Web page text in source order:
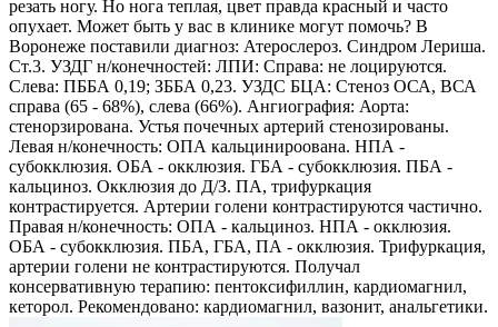
резать ногу. Но нога теплая, цвет правда красный и часто
опухает. Может быть у вас в клинике могут помочь? В
Воронеже поставили диагноз: Атерослероз. Синдром Лериша.
Ст.3. УЗДГ н/конечностей: ЛПИ: Справа: не лоцируются.
Слева: ПББА 0,19; ЗББА 0,23. УЗДС БЦА: Стеноз ОСА, ВСА
справа (65 - 68%), слева (66%). Ангиография: Аорта:
стенорзирована. Устья почечных артерий стенозированы.
Левая н/конечность: ОПА кальцинироована. НПА -
субокклюзия. ОБА - окклюзия. ГБА - субокклюзия. ПБА -
кальциноз. Окклюзия до Д/З. ПА, трифуркация
контрастируется. Артерии голени контрастируются частично.
Правая н/конечность: ОПА - кальциноз. НПА - окклюзия.
ОБА - субокклюзия. ПБА, ГБА, ПА - окклюзия. Трифуркация,
артерии голени не контрастируются. Получал
консервативную терапию: пентоксифиллин, кардиомагнил,
кеторол. Рекомендовано: кардиомагнил, вазонит, анальгетики.